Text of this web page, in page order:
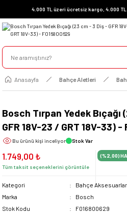
4.000 TL üzeri ücretsiz kargo, 4.000 TL
Anasayfa Bahçe Aletleri
Bosch Tırpan Yedek
GFR 18V-23 / GRT 18V-33) -
Bu ürünü kişi inceliyor Stok Var
1.749,00 ₺
Tüm taksit seçeneklerini görüntüle
(%2,00)
Kategori
Bahçe
Marka
Bosch
Stok Kodu
F016800629